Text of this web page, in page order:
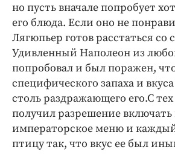
но пусть вначале попробует
его блюда. Если оно не
Лягюпьер готов расстаться со
Удивленный Наполеон из
попробовал и был поражен,
специфического запаха и
столь раздражающего его.С
получил разрешение
императорское меню и
птицу так, что вкус ее был